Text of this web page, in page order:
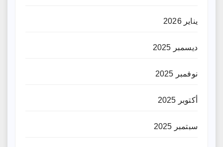
يناير 2026
ديسمبر 2025
نوفمبر 2025
أكتوبر 2025
سبتمبر 2025